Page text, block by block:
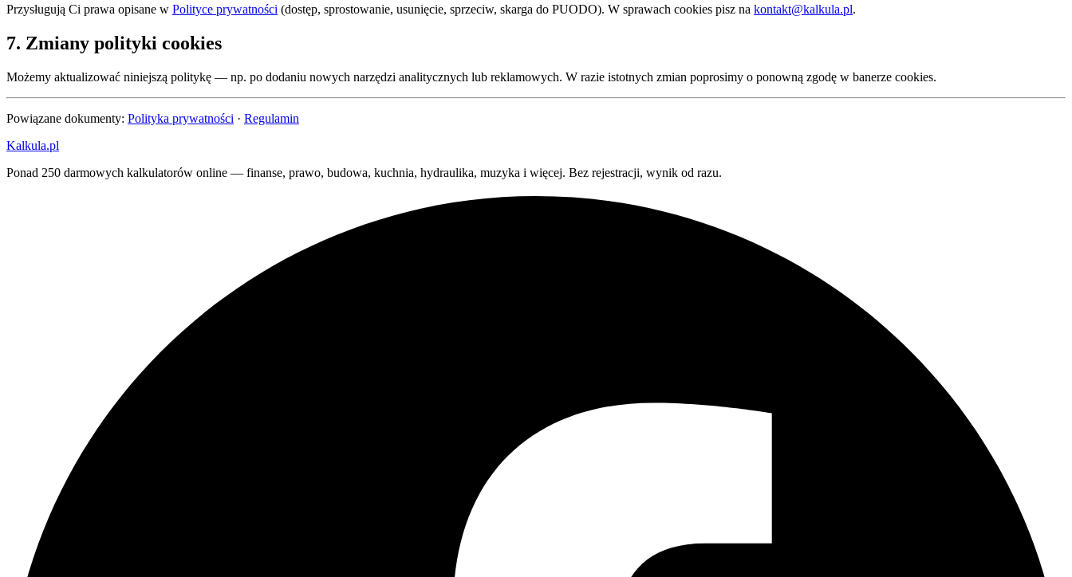
Przysługują Ci prawa opisane w Polityce prywatności (dostęp, sprostowanie, usunięcie, sprzeciw, skarga do PUODO). W sprawach cookies pisz na kontakt@kalkula.pl.
7. Zmiany polityki cookies
Możemy aktualizować niniejszą politykę — np. po dodaniu nowych narzędzi analitycznych lub reklamowych. W razie istotnych zmian poprosimy o ponowną zgodę w banerze cookies.
Powiązane dokumenty: Polityka prywatności · Regulamin
Kalkula.pl
Ponad 250 darmowych kalkulatorów online — finanse, prawo, budowa, kuchnia, hydraulika, muzyka i więcej. Bez rejestracji, wynik od razu.